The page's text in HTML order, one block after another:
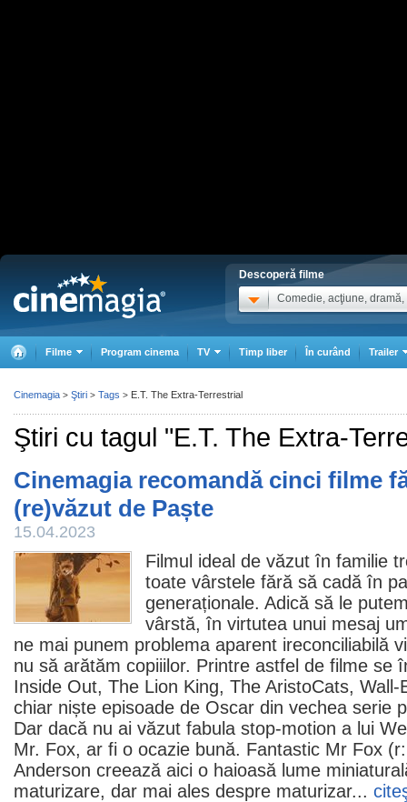
Descoperă filme
Comedie, acţiune, dramă,
Filme Program cinema TV Timp liber În curând Trailer
Ştiri cu tagul "E.T. The Extra-
Cinemagia recomandă cinci filme
(re)văzut de Paște
15.04.2023
Filmul ideal de văzut în familie
toate vârstele fără să cadă în
generaționale. Adică să le
vârstă, în virtutea unui mesaj
ne mai punem problema aparent ireconciliabilă
nu să arătăm copiiilor. Printre astfel de filme se
Inside Out, The Lion King, The AristoCats, Wall-
chiar niște episoade de Oscar din vechea serie
Dar dacă nu ai văzut fabula stop-motion a lui
Mr. Fox, ar fi o ocazie bună. Fantastic Mr Fox
Anderson creează aici o haioasă lume
maturizare, dar mai ales despre maturizar...
Cinemagia > Ştiri > Tags > E.T. The Extra-Terrestrial